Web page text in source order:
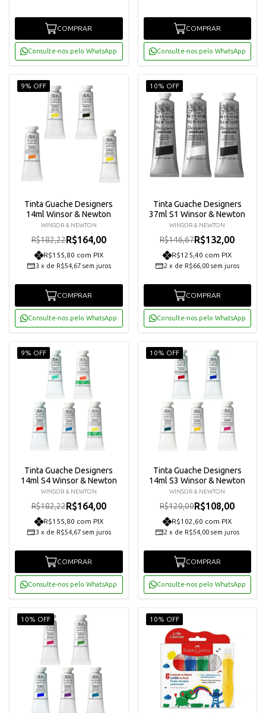
COMPRAR
Consulte-nos pelo WhatsApp
COMPRAR
Consulte-nos pelo WhatsApp
9% OFF
Tinta Guache Designers
14ml Winsor & Newton
WINSOR & NEWTON
R$182,22R$164,00
R$155,80 com PIX
3 x de R$54,67 sem juros
COMPRAR
Consulte-nos pelo WhatsApp
10% OFF
Tinta Guache Designers
37ml S1 Winsor & Newton
WINSOR & NEWTON
R$146,67R$132,00
R$125,40 com PIX
2 x de R$66,00 sem juros
COMPRAR
Consulte-nos pelo WhatsApp
9% OFF
Tinta Guache Designers
14ml S4 Winsor & Newton
WINSOR & NEWTON
R$182,22R$164,00
R$155,80 com PIX
3 x de R$54,67 sem juros
COMPRAR
Consulte-nos pelo WhatsApp
10% OFF
Tinta Guache Designers
14ml S3 Winsor & Newton
WINSOR & NEWTON
R$120,00R$108,00
R$102,60 com PIX
2 x de R$54,00 sem juros
COMPRAR
Consulte-nos pelo WhatsApp
10% OFF 10% OFF